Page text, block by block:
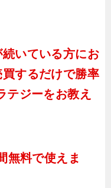
いている方にお
するだけで勝率
テジーをお教え
無料で使えま